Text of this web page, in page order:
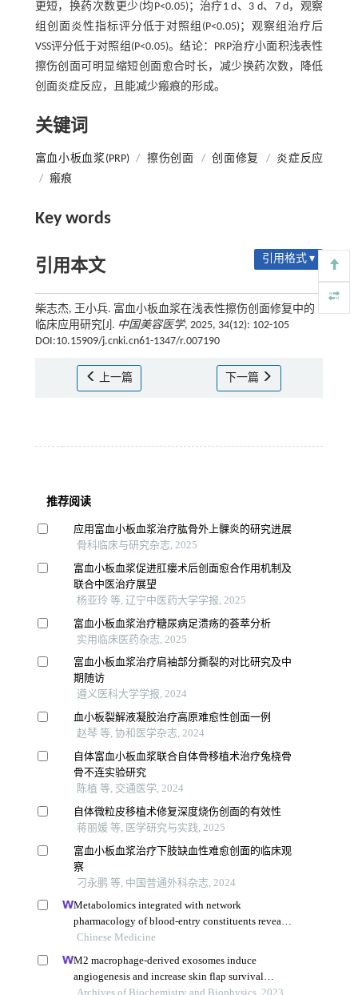
更短，换药次数更少(均P<0.05)；治疗1 d、3 d、7 d，观察
组创面炎性指标评分低于对照组(P<0.05)；观察组治疗后
VSS评分低于对照组(P<0.05)。结论：PRP治疗小面积浅表性
擦伤创面可明显缩短创面愈合时长，减少换药次数，降低
创面炎症反应，且能减少瘢痕的形成。
关键词
富血小板血浆(PRP) / 擦伤创面 / 创面修复 /
炎症反应
/ 瘢痕
Key words
引用本文 引用格式 ▾
柴志杰, 王小兵. 富血小板血浆在浅表性擦伤创面修复中的
临床应用研究[J]. 中国美容医学, 2025, 34(12): 102-105
DOI:10.15909/j.cnki.cn61-1347/r.007190
上一篇 下一篇